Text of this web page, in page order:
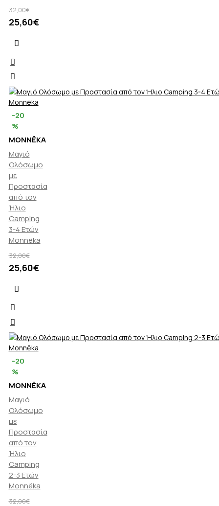
32,00€
25,60€
-20
%
MONNËKA
Μαγιό
Ολόσωμο
με
Προστασία
από τον
Ήλιο
Camping
3-4 Ετών
Monnëka
32,00€
25,60€
-20
%
MONNËKA
Μαγιό
Ολόσωμο
με
Προστασία
από τον
Ήλιο
Camping
2-3 Ετών
Monnëka
32,00€